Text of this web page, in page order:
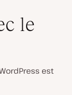
le
est